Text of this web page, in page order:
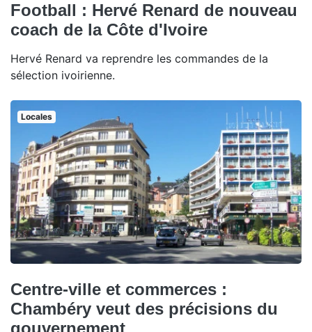
Football : Hervé Renard de nouveau
coach de la Côte d'Ivoire
Hervé Renard va reprendre les commandes de la
sélection ivoirienne.
Locales
Centre-ville et commerces :
Chambéry veut des précisions du